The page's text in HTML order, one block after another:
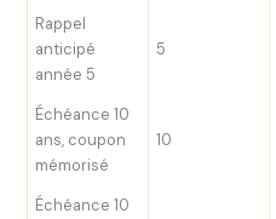
Rappel
anticipé
année 5
5
Échéance 10
ans, coupon
mémorisé
10
Échéance 10